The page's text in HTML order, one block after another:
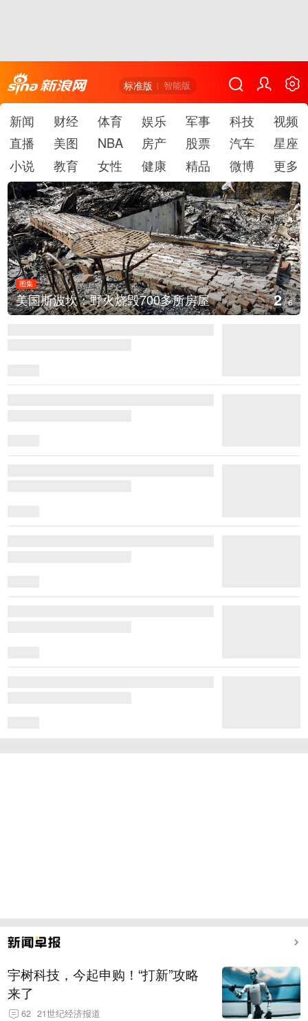
标准版 智能版
新闻 财经 体育 娱乐 军事 科技
视频
直播
美图 NBA 房产 股票 汽车
星座
小说
教育 女性 健康 精品 微博 更多
图集
叙利亚：大马士革发生爆炸 3/6
宇树科技，今起申购！“打新”攻略
来了
62 21世纪经济报道